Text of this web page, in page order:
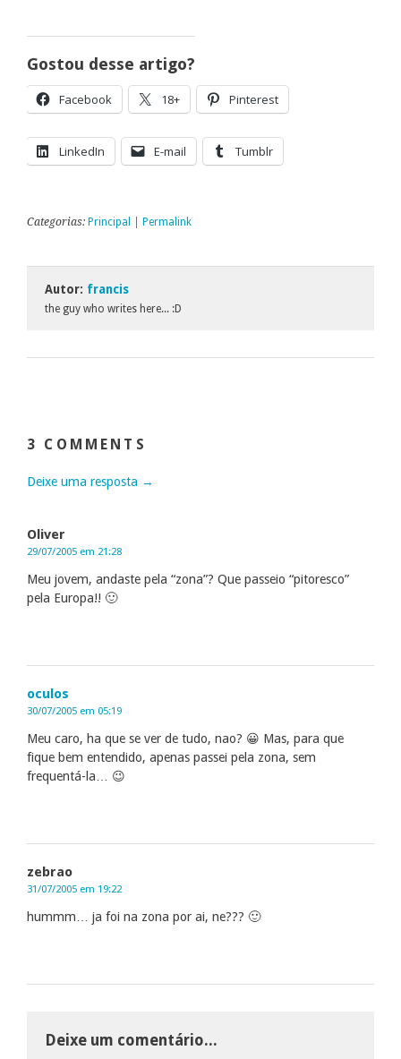
Gostou desse artigo?
Facebook 18+ Pinterest
LinkedIn E-mail Tumblr
Categorias: Principal Permalink
Autor: francis
the guy who writes here... :D
3 COMMENTS
Deixe uma resposta →
Oliver
29/07/2005 em 21:28
Meu jovem, andaste pela “zona”? Que passeio “pitoresco”
pela Europa!! 🙂
oculos
30/07/2005 em 05:19
Meu caro, ha que se ver de tudo, nao? 😀 Mas, para que
fique bem entendido, apenas passei pela zona, sem
frequentá-la… 😉
zebrao
31/07/2005 em 19:22
hummm… ja foi na zona por ai, ne??? 🙂
Deixe um comentário...